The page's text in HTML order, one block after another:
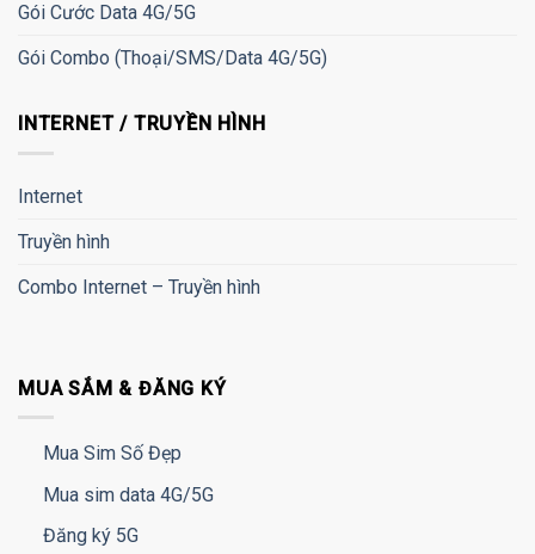
Gói Cước Data 4G/5G
Gói Combo (Thoại/SMS/Data 4G/5G)
INTERNET / TRUYỀN HÌNH
Internet
Truyền hình
Combo Internet – Truyền hình
MUA SẮM & ĐĂNG KÝ
Mua Sim Số Đẹp
Mua sim data 4G/5G
Đăng ký 5G